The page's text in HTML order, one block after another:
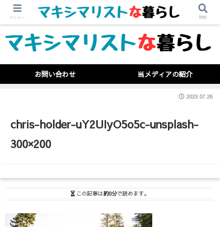
お問い合わせ 当メディアの紹介
chris-holder-uY2UIyO5o5c-unsplash-
300×200
2023.07.26
この記事は約0分で読めます。
メニュー 検索